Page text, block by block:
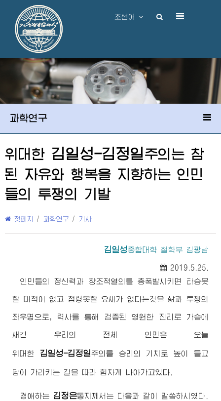
조선어
과학연구
위대한 김일성-김정일주의 는 참
된 자유와 행복을 지향하는 인민
들의 투쟁의 기발
첫페지 / 과학연구 / 기사
김일성종합대학 철학부 김광남
2019.5.25.
인민들의 정신력과 창조적열의를 총폭발시키면 타승못
할 대적이 없고 점령못할 요새가 없다는것을 삶과 투쟁의
좌우명으로, 력사를 통해 검증된 영원한 진리로 가슴에
새긴 우리의 전체 인민은 오늘
위대한 김일성-김정일주의 를 승리의 기치로 높이 들고
당이 가리키는 길을 따라 힘차게 나아가고있다.
경애하는 김정은동지 께서는 다음과 같이 말씀하시였다.